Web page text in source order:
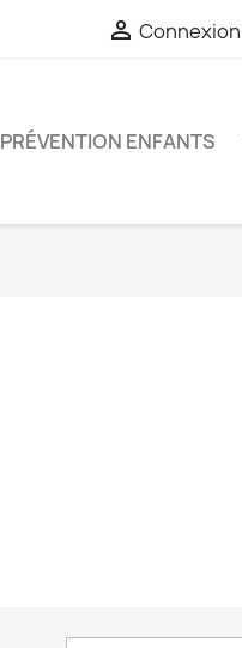
 Connexion
PRÉVENTION ENFANTS